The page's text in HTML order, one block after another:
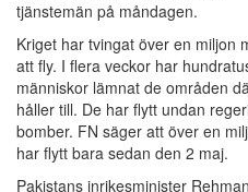
tjänstemän på måndagen.
Kriget har tvingat över en miljon
att fly. I flera veckor har
människor lämnat de områden
håller till. De har flytt undan
bomber. FN säger att över en
har flytt bara sedan den 2 maj.
Pakistans inrikesminister